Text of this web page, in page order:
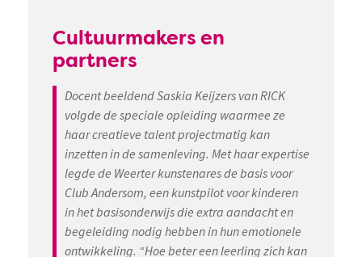
Cultuurmakers en
partners
Docent beeldend Saskia Keijzers van RICK
volgde de speciale opleiding waarmee ze
haar creatieve talent projectmatig kan
inzetten in de samenleving. Met haar expertise
legde de Weerter kunstenares de basis voor
Club Andersom, een kunstpilot voor kinderen
in het basisonderwijs die extra aandacht en
begeleiding nodig hebben in hun emotionele
ontwikkeling. “Hoe beter een leerling zich kan